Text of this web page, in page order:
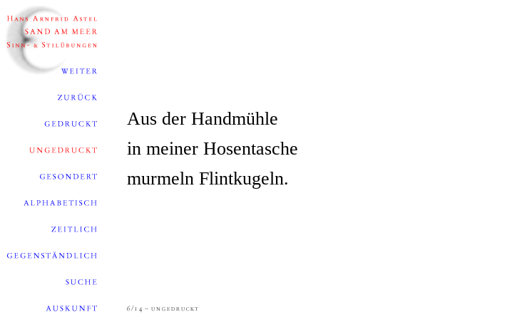
Aus der Handmühle
in meiner Hosentasche
murmeln Flintkugeln.